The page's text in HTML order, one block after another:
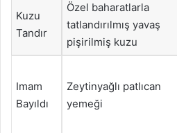
Kuzu
Tandır
Özel baharatlarla
tatlandırılmış yavaş
pişirilmiş kuzu
Imam
Bayıldı
Zeytinyağlı patlıcan
yemeği